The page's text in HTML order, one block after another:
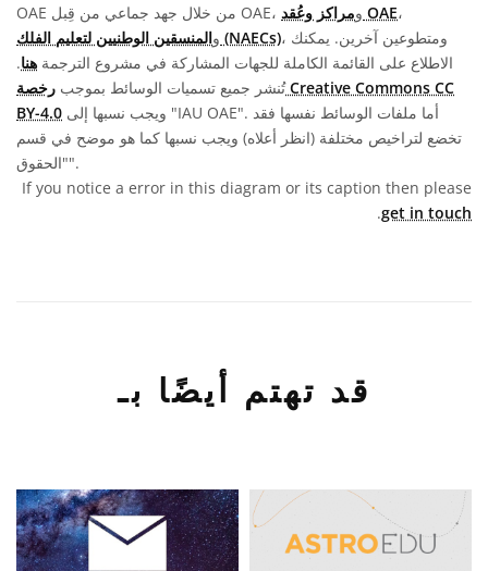
OAE من خلال جهد جماعي من قِبل OAE، و مراكز وعُقد OAE،
و المنسقين الوطنيين لتعليم الفلك (NAECs)، ومتطوعين آخرين. يمكنك
الاطلاع على القائمة الكاملة للجهات المشاركة في مشروع الترجمة هنا.
تُنشر جميع تسميات الوسائط بموجب رخصة Creative Commons CC
BY-4.0
تخضع لتراخيص مختلفة (انظر أعلاه) ويجب نسبها كما هو موضح في قسم
"الحقوق".
If you notice a error in this diagram or its caption then please
get in touch
.
قد تهتم أيضًا بـ